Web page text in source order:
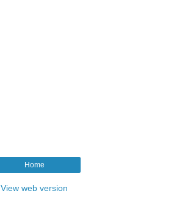
Home
View web version